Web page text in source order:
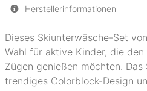
Herstellerinformationen
Dieses Skiunterwäsche-Set
Wahl für aktive Kinder, die
Zügen genießen möchten.
trendiges Colorblock-Design